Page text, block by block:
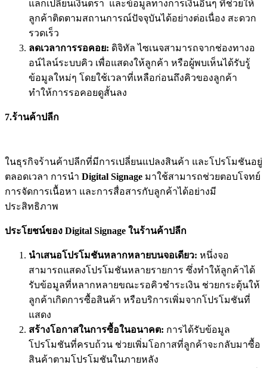
แลกเปลี่ยนเงินตรา และข้อมูลทางการเงินอื่นๆ ที่ช่วยให้
ลูกค้าติดตามสถานการณ์ปัจจุบันได้อย่างต่อเนื่อง สะดวก
รวดเร็ว
ลดเวลาการรอคอย: ดิจิทัล ไซเนจสามารถจากช่องทางอ
อน์ไลน์ระบบคิว เพื่อแสดงให้ลูกค้า หรือผู้พบเห็นได้รับรู้
ข้อมูลใหม่ๆ โดยใช้เวลาที่เหลือก่อนถึงคิวของลูกค้า
ทำให้การรอคอยดูสั้นลง
7.ร้านค้าปลีก
ในธุรกิจร้านค้าปลีกที่มีการเปลี่ยนแปลงสินค้า และโปรโมชันอยู่
ตลอดเวลา การนำ Digital Signage มาใช้สามารถช่วยตอบโจทย์
การจัดการเนื้อหา และการสื่อสารกับลูกค้าได้อย่างมี
ประสิทธิภาพ
ประโยชน์ของ Digital Signage ในร้านค้าปลีก
นำเสนอโปรโมชันหลากหลายบนจอเดียว: หนึ่งจอ
สามารถแสดงโปรโมชันหลายรายการ ซึ่งทำให้ลูกค้าได้
รับข้อมูลที่หลากหลายขณะรอคิวชำระเงิน ช่วยกระตุ้นให้
ลูกค้าเกิดการซื้อสินค้า หรือบริการเพิ่มจากโปรโมชันที่
แสดง
สร้างโอกาสในการซื้อในอนาคต: การได้รับข้อมูล
โปรโมชันที่ครบถ้วน ช่วยเพิ่มโอกาสที่ลูกค้าจะกลับมาซื้อ
สินค้าตามโปรโมชันในภายหลัง